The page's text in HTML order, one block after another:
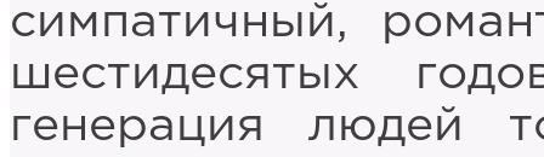
симпатичный,
шестидесятых
генерация людей